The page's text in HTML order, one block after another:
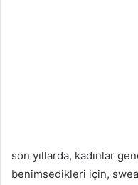
son yıllarda, kadınlar
benimsedikleri için,